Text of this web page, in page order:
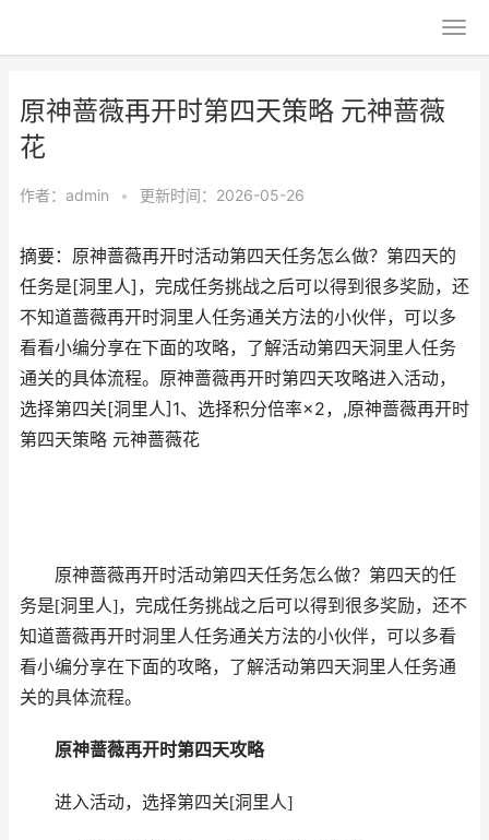
原神蔷薇再开时第四天策略 元神蔷薇
花
作者： admin • 更新时间：2026-05-26
摘要：原神蔷薇再开时活动第四天任务怎么做？第四天的
任务是[洞里人]，完成任务挑战之后可以得到很多奖励，还
不知道蔷薇再开时洞里人任务通关方法的小伙伴，可以多
看看小编分享在下面的攻略，了解活动第四天洞里人任务
通关的具体流程。原神蔷薇再开时第四天攻略进入活动，
选择第四关[洞里人]1、选择积分倍率×2，,原神蔷薇再开时
第四天策略 元神蔷薇花
原神蔷薇再开时活动第四天任务怎么做？第四天的任
务是[洞里人]，完成任务挑战之后可以得到很多奖励，还不
知道蔷薇再开时洞里人任务通关方法的小伙伴，可以多看
看小编分享在下面的攻略，了解活动第四天洞里人任务通
关的具体流程。
原神蔷薇再开时第四天攻略
进入活动，选择第四关[洞里人]